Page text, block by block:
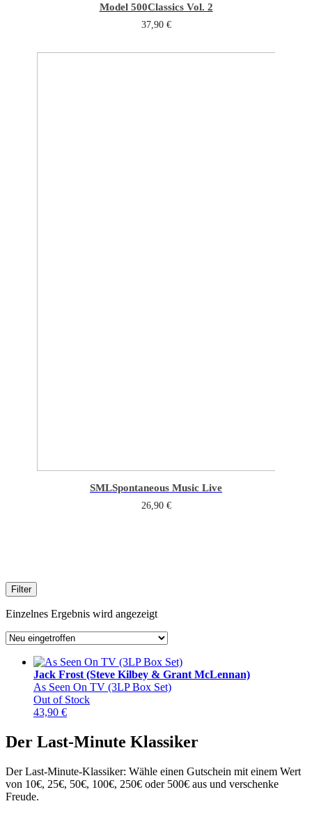
Model 500Classics Vol. 2
37,90 €
SMLSpontaneous Music Live
26,90 €
Filter
Einzelnes Ergebnis wird angezeigt
Jack Frost (Steve Kilbey & Grant McLennan)
As Seen On TV (3LP Box Set)
Out of Stock
43,90 €
Der Last-Minute Klassiker
Der Last-Minute-Klassiker: Wähle einen Gutschein mit einem Wert
von 10€, 25€, 50€, 100€, 250€ oder 500€ aus und verschenke
Freude.